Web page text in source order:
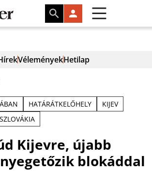
VéleményekHetilap
HATÁRÁTKELŐHELY
KIJEV
SZLOVÁKIA
Kijevre, újabb
blokáddal